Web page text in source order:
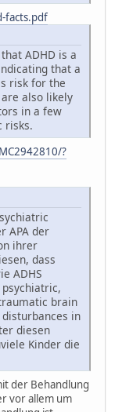
facts.pdf
ADHD is a
that a
risk for the
also likely
in a few
risks.
?
APA der
ihrer
dass
ADHS
brain
in
diesen
Kinder die
der Behandlung
vor allem um